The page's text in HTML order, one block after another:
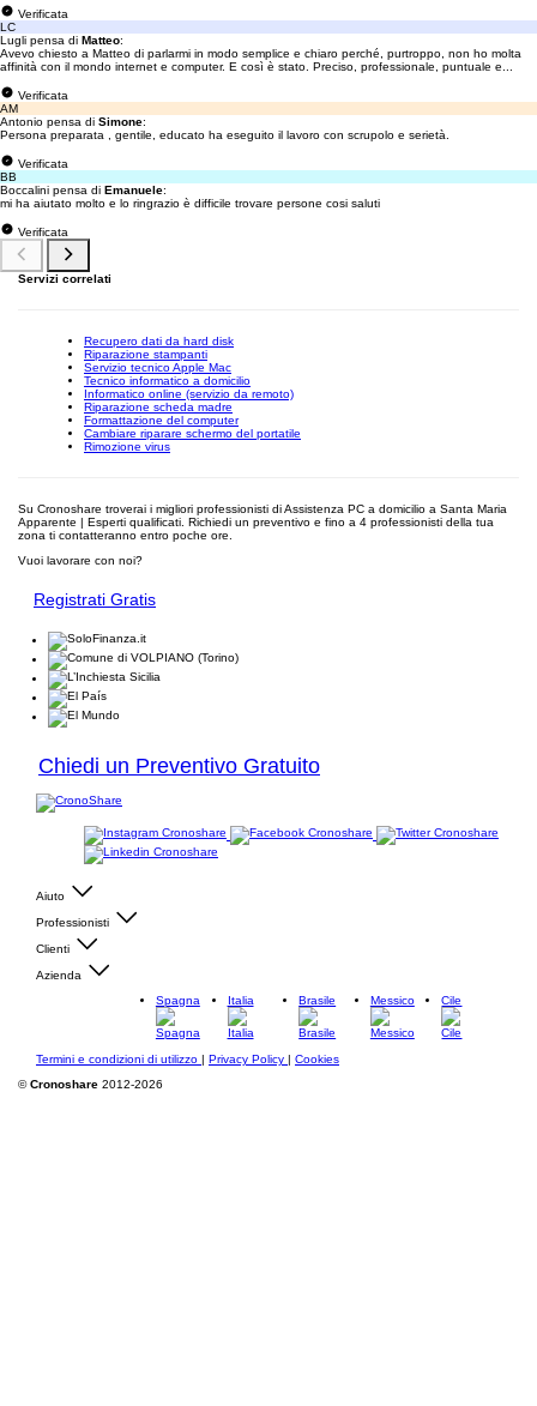
Verificata
LC
Lugli pensa di Matteo:
Avevo chiesto a Matteo di parlarmi in modo semplice e chiaro perché, purtroppo, non ho molta
affinità con il mondo internet e computer. E così è stato. Preciso, professionale, puntuale e...
Verificata
AM
Antonio pensa di Simone:
Persona preparata , gentile, educato ha eseguito il lavoro con scrupolo e serietà.
Verificata
BB
Boccalini pensa di Emanuele:
mi ha aiutato molto e lo ringrazio è difficile trovare persone cosi saluti
Verificata
Servizi correlati
Recupero dati da hard disk
Riparazione stampanti
Servizio tecnico Apple Mac
Tecnico informatico a domicilio
Informatico online (servizio da remoto)
Riparazione scheda madre
Formattazione del computer
Cambiare riparare schermo del portatile
Rimozione virus
Su Cronoshare troverai i migliori professionisti di Assistenza PC a domicilio a Santa Maria
Apparente | Esperti qualificati. Richiedi un preventivo e fino a 4 professionisti della tua
zona ti contatteranno entro poche ore.
Vuoi lavorare con noi?
Registrati Gratis
Chiedi un Preventivo Gratuito
Aiuto
Professionisti
Clienti
Azienda
Spagna
Italia Brasile Messico Cile
Termini e condizioni di utilizzo | Privacy Policy | Cookies
©Cronoshare 2012-2026